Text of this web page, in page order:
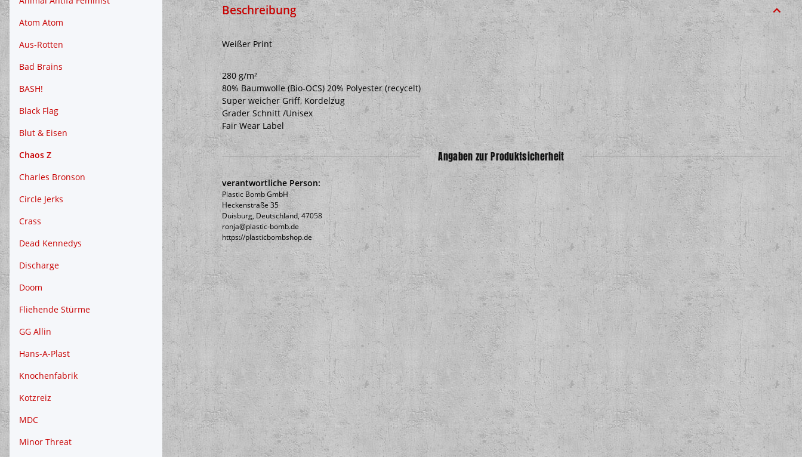
Beschreibung
Weißer Print
280 g/m²
80% Baumwolle (Bio-OCS) 20% Polyester (recycelt)
Super weicher Griff, Kordelzug
Grader Schnitt /Unisex
Fair Wear Label
Angaben zur Produktsicherheit
verantwortliche Person:
Plastic Bomb GmbH
Heckenstraße 35
Duisburg, Deutschland, 47058
ronja@plastic-bomb.de
https://plasticbombshop.de
Atom Atom
Aus-Rotten
Bad Brains
BASH!
Black Flag
Blut & Eisen
Chaos Z
Charles Bronson
Circle Jerks
Crass
Dead Kennedys
Discharge
Doom
Fliehende Stürme
GG Allin
Hans-A-Plast
Knochenfabrik
Kotzreiz
MDC
Minor Threat